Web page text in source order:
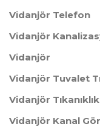
Vidanjör Telefon
Vidanjör
Vidanjör
Vidanjör Tuvalet
Vidanjör
Vidanjör Kanal